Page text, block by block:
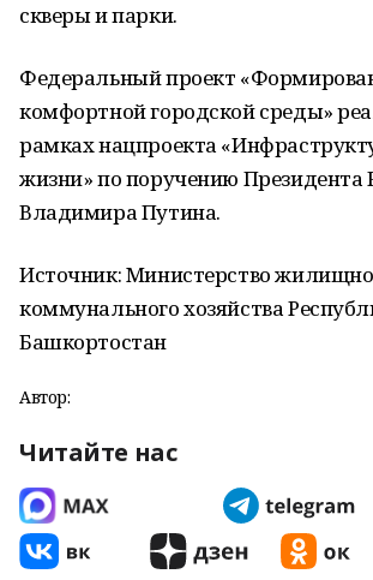
скверы и парки.
Федеральный проект
комфортной городской среды»
рамках нацпроекта
жизни» по поручению Президента
Владимира Путина.
Источник: Министерство
коммунального хозяйства
Башкортостан
Автор:
Читайте нас